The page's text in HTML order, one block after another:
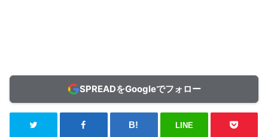
SPREADをGoogleでフォロー
LINE